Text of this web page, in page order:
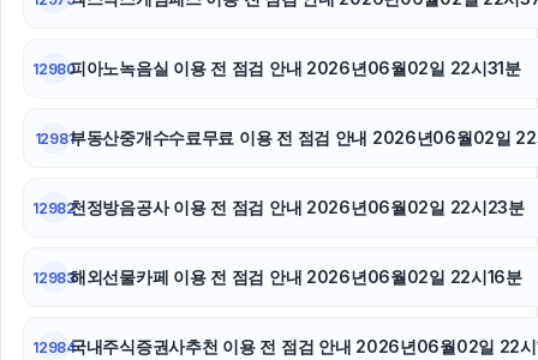
하남하수구막힘
12980피아노녹음실 이용 전 점검 안내 2026년06월02일 22시31분
12981부동산중개수수료무료 이용 전 점검 안내 2026년06월02일
12982천정방음공사 이용 전 점검 안내 2026년06월02일 22시23분
12983해외선물카페 이용 전 점검 안내 2026년06월02일 22시16분
12984국내주식증권사추천 이용 전 점검 안내 2026년06월02일 22